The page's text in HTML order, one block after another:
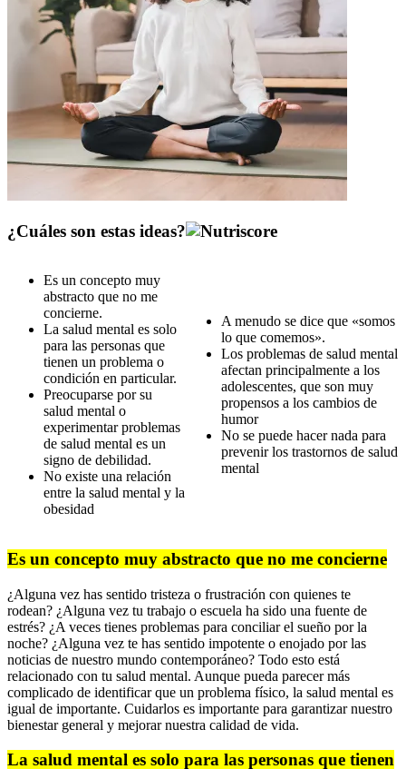
¿Cuáles son estas ideas?
Es un concepto muy
abstracto que no me
concierne.
La salud mental es solo
para las personas que
tienen un problema o
condición en particular.
Preocuparse por su
salud mental o
experimentar problemas
de salud mental es un
signo de debilidad.
No existe una relación
entre la salud mental y la
obesidad
A menudo se dice que «somos
lo que comemos».
Los problemas de salud mental
afectan principalmente a los
adolescentes, que son muy
propensos a los cambios de
humor
No se puede hacer nada para
prevenir los trastornos de salud
mental
Es un concepto muy abstracto que no me concierne
¿Alguna vez has sentido tristeza o frustración con quienes te
rodean? ¿Alguna vez tu trabajo o escuela ha sido una fuente de
estrés? ¿A veces tienes problemas para conciliar el sueño por la
noche? ¿Alguna vez te has sentido impotente o enojado por las
noticias de nuestro mundo contemporáneo? Todo esto está
relacionado con tu salud mental. Aunque pueda parecer más
complicado de identificar que un problema físico, la salud mental es
igual de importante. Cuidarlos es importante para garantizar nuestro
bienestar general y mejorar nuestra calidad de vida.
La salud mental es solo para las personas que tienen